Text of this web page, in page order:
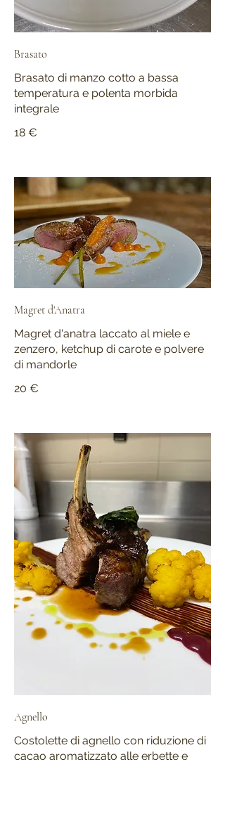
Brasato
Brasato di manzo cotto a bassa
temperatura e polenta morbida
integrale
18 €
Magret d'Anatra
Magret d'anatra laccato al miele e
zenzero, ketchup di carote e polvere
di mandorle
20 €
Agnello
Costolette di agnello con riduzione di
cacao aromatizzato alle erbette e